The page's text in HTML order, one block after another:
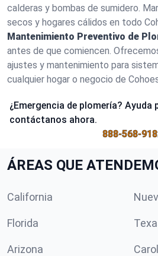
calderas y bombas de sumidero.
secos y hogares cálidos en todo
Mantenimiento Preventivo de
antes de que comiencen.
ajustes y mantenimiento para
cualquier hogar o negocio de
¿Emergencia de plomería?
contáctanos ahora.
888-568-
ÁREAS QUE
California
Florida
Arizona